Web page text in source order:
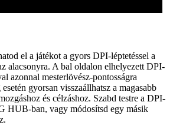
el a játékot a gyors DPI-léptetéssel a
alacsonyra. A bal oldalon elhelyezett DPI-
azonnal mesterlövész-pontosságra
gyorsan visszaállhatsz a magasabb
és célzáshoz. Szabd testre a DPI-
HUB-ban, vagy módosítsd egy másik